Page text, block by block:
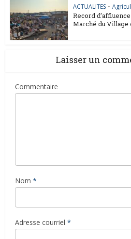
ACTUALITES •
Record d’affluence
Marché du Village
Laisser un
Commentaire
Nom *
Adresse courriel *